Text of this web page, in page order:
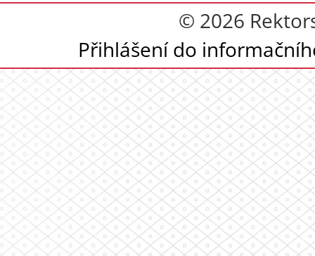
© 2026
Přihlášení do